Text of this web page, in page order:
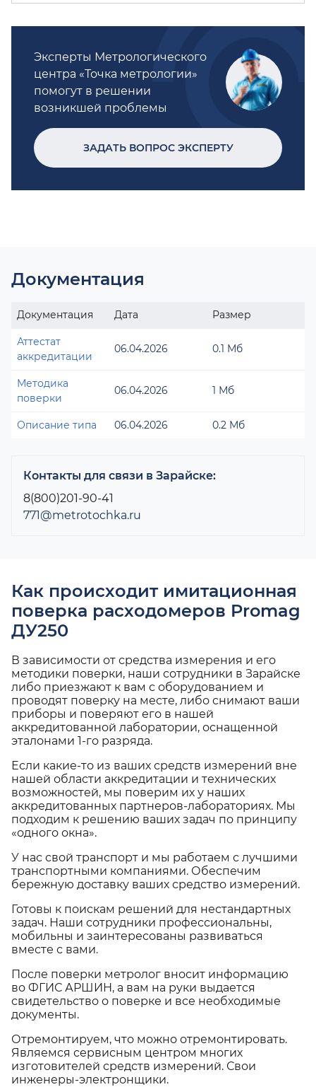
Эксперты Метрологического
центра «Точка метрологии»
помогут в решении
возникшей проблемы
ЗАДАТЬ ВОПРОС ЭКСПЕРТУ
Документация
Документация Дата Размер
Аттестат
аккредитации
06.04.2026 0.1 Мб
Методика
поверки
06.04.2026 1 Мб
Описание типа 06.04.2026 0.2 Мб
Контакты для связи в Зарайске:
8(800)201-90-41
771@metrotochka.ru
Как происходит имитационная
поверка расходомеров Promag
ДУ250
В зависимости от средства измерения и его
методики поверки, наши сотрудники в Зарайске
либо приезжают к вам с оборудованием и
проводят поверку на месте, либо снимают ваши
приборы и поверяют его в нашей
аккредитованной лаборатории, оснащенной
эталонами 1-го разряда.
Если какие-то из ваших средств измерений вне
нашей области аккредитации и технических
возможностей, мы поверим их у наших
аккредитованных партнеров-лабораториях. Мы
подходим к решению ваших задач по принципу
«одного окна».
У нас свой транспорт и мы работаем с лучшими
транспортными компаниями. Обеспечим
бережную доставку ваших средство измерений.
Готовы к поискам решений для нестандартных
задач. Наши сотрудники профессиональны,
мобильны и заинтересованы развиваться
вместе с вами.
После поверки метролог вносит информацию
во ФГИС АРШИН, а вам на руки выдается
свидетельство о поверке и все необходимые
документы.
Отремонтируем, что можно отремонтировать.
Являемся сервисным центром многих
изготовителей средств измерений. Свои
инженеры-электронщики.